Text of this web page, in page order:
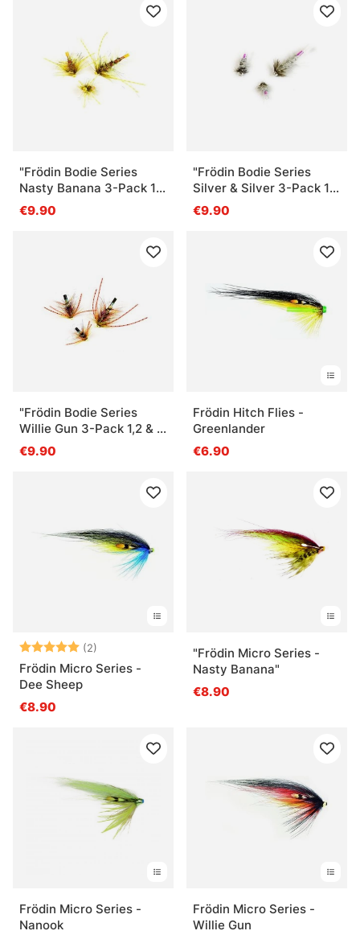
"Frödin Bodie Series
Nasty Banana 3-Pack 1,2
& 3 cm"
€9.90
"Frödin Bodie Series
Silver & Silver 3-Pack 1,2
& 3 cm"
€9.90
"Frödin Bodie Series
Willie Gun 3-Pack 1,2 & 3
cm"
€9.90
Frödin Hitch Flies -
Greenlander
€6.90
Arvio: (2)
5.0 5:sta tähdestä
Frödin Micro Series -
Dee Sheep
€8.90
"Frödin Micro Series -
Nasty Banana"
€8.90
Frödin Micro Series -
Nanook
Frödin Micro Series -
Willie Gun